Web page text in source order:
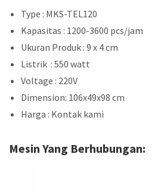
Type : MKS-TEL120
Kapasitas : 1200-3600 pcs/jam
Ukuran Produk : 9 x 4 cm
Listrik : 550 watt
Voltage : 220V
Dimension: 106x49x98 cm
Harga : Kontak kami
Mesin Yang Berhubungan: